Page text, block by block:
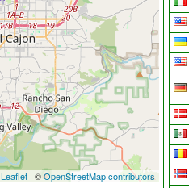
Leaflet | ©OpenStreetMap contributors